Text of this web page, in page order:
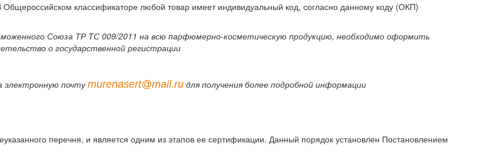
классификаторе любой товар имеет индивидуальный код, согласно данному коду (ОКП)
Союза ТР ТС 009/2011 на всю парфюмерно-косметическую продукцию, необходимо оформить
о государственной регистрации
электронную почтуmurenasert@mail.ru для получения более подробной информации
перечня, и является одним из этапов ее сертификации. Данный порядок установлен Постановлением